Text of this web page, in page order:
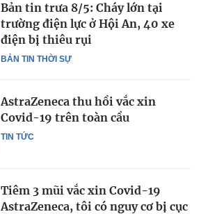
BẢN TIN THỜI SỰ
Bản tin trưa 8/5: Cháy lớn tại
trường điện lực ở Hội An, 40 xe
điện bị thiêu rụi
TIN TỨC
AstraZeneca thu hồi vắc xin
Covid-19 trên toàn cầu
Tiêm 3 mũi vắc xin Covid-19
AstraZeneca, tôi có nguy cơ bị cục